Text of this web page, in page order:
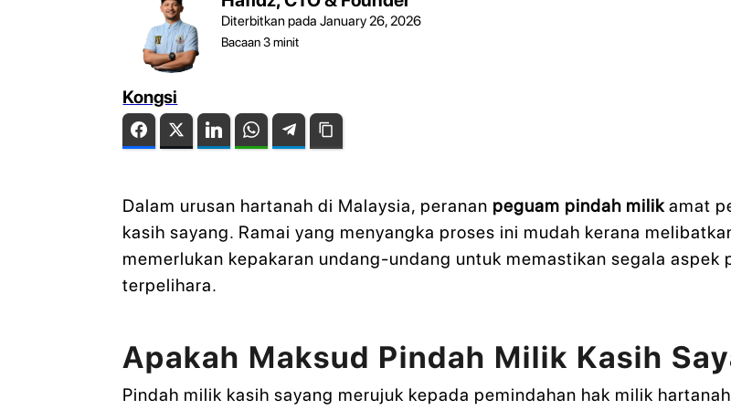
Diterbitkan pada January 26, 2026
Bacaan3minit
Kongsi
FacebookTwitter LinkedIn WhatsAppTelegram
Dalam urusan hartanah di Malaysia, peranan peguam pindah milikamat
kasih sayang. Ramai yang menyangka proses ini mudah kerana
memerlukan kepakaran undang-undang untuk memastikan segala
terpelihara.
Apakah Maksud Pindah Milik Kasih
Pindah milik kasih sayang merujuk kepada pemindahan hak milik